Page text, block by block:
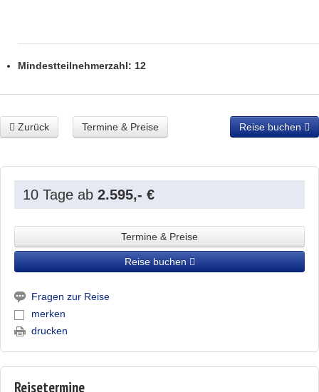
Mindestteilnehmerzahl: 12
Zurück Reise buchen
Termine & Preise
10 Tage ab 2.595,- €
Termine & Preise
Reise buchen
Fragen zur Reise
merken
drucken
Reisetermine